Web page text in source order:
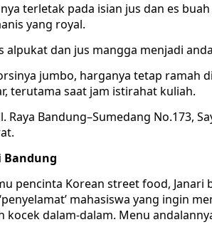
terletak pada isian jus dan es
yang royal.
alpukat dan jus mangga menjadi
jumbo, harganya tetap ramah
terutama saat jam istirahat kuliah.
Raya Bandung–Sumedang No.173,
Bandung
pencinta Korean street food,
mahasiswa yang ingin
kocek dalam-dalam. Menu